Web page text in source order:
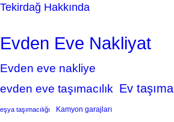
Tekirdağ Hakkında
Evden Eve Nakliyat
Evden eve nakliye
evden eve taşımacılık Ev taşıma
eşya taşımacılığı Kamyon garajları